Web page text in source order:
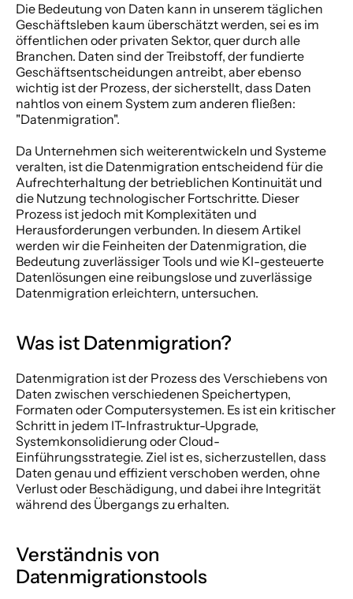
Die Bedeutung von Daten kann in unserem täglichen
Geschäftsleben kaum überschätzt werden, sei es im
öffentlichen oder privaten Sektor, quer durch alle
Branchen. Daten sind der Treibstoff, der fundierte
Geschäftsentscheidungen antreibt, aber ebenso
wichtig ist der Prozess, der sicherstellt, dass Daten
nahtlos von einem System zum anderen fließen:
"Datenmigration".
Da Unternehmen sich weiterentwickeln und Systeme
veralten, ist die Datenmigration entscheidend für die
Aufrechterhaltung der betrieblichen Kontinuität und
die Nutzung technologischer Fortschritte. Dieser
Prozess ist jedoch mit Komplexitäten und
Herausforderungen verbunden. In diesem Artikel
werden wir die Feinheiten der Datenmigration, die
Bedeutung zuverlässiger Tools und wie KI-gesteuerte
Datenlösungen eine reibungslose und zuverlässige
Datenmigration erleichtern, untersuchen.
Was ist Datenmigration?
Datenmigration ist der Prozess des Verschiebens von
Daten zwischen verschiedenen Speichertypen,
Formaten oder Computersystemen. Es ist ein kritischer
Schritt in jedem IT-Infrastruktur-Upgrade,
Systemkonsolidierung oder Cloud-
Einführungsstrategie. Ziel ist es, sicherzustellen, dass
Daten genau und effizient verschoben werden, ohne
Verlust oder Beschädigung, und dabei ihre Integrität
während des Übergangs zu erhalten.
Verständnis von
Datenmigrationstools